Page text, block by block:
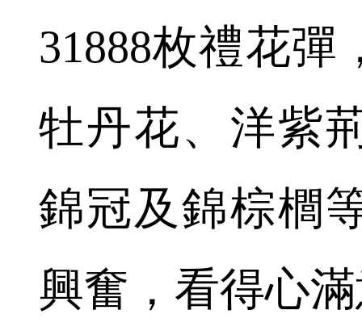
31888枚禮花
牡丹花、洋紫
錦冠及錦棕櫚
興奮，看得心